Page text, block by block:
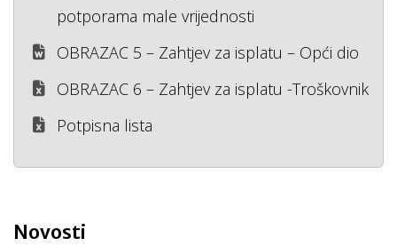
potporama male vrijednosti
OBRAZAC 5 – Zahtjev za isplatu – Opći dio
OBRAZAC 6 – Zahtjev za isplatu -Troškovnik
Potpisna lista
Novosti